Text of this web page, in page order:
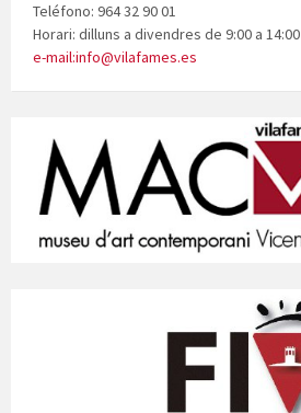
Teléfono: 964 32 90 01
Horari: dilluns a divendres de 9:00 a 14:00
e-mail:info@vilafames.es